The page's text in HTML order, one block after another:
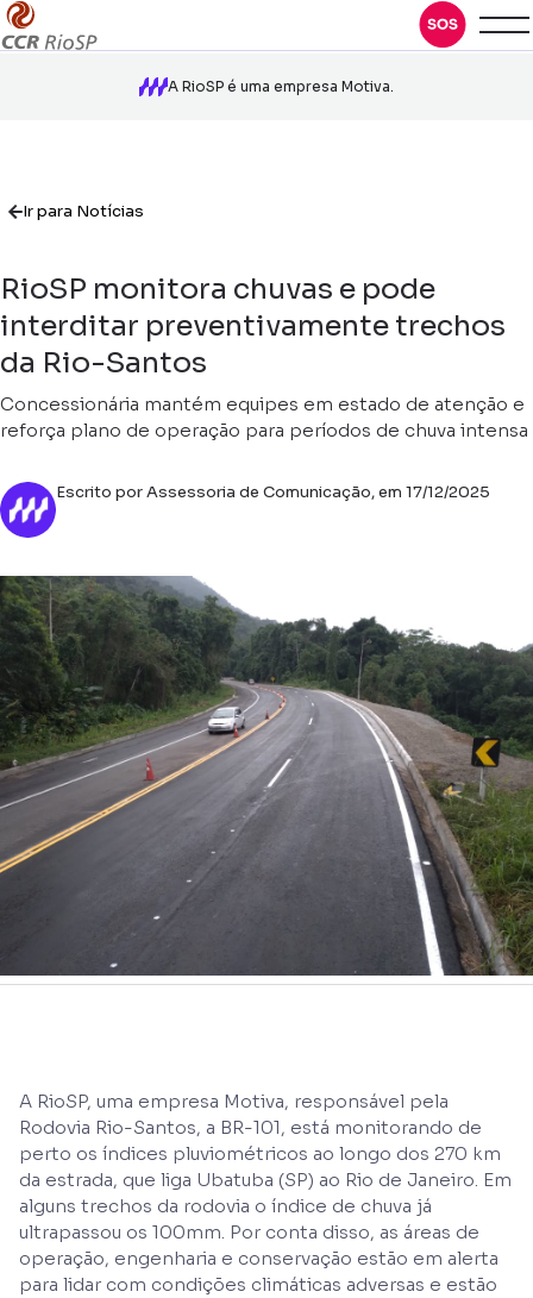
A RioSP é uma empresa Motiva.
Ir para Notícias
RioSP monitora chuvas e pode
interditar preventivamente trechos
da Rio-Santos
Concessionária mantém equipes em estado de atenção e
reforça plano de operação para períodos de chuva intensa
Escrito por Assessoria de Comunicação, em 17/12/2025
A RioSP, uma empresa Motiva, responsável pela
Rodovia Rio-Santos, a BR-101, está monitorando de
perto os índices pluviométricos ao longo dos 270 km
da estrada, que liga Ubatuba (SP) ao Rio de Janeiro. Em
alguns trechos da rodovia o índice de chuva já
ultrapassou os 100mm. Por conta disso, as áreas de
operação, engenharia e conservação estão em alerta
para lidar com condições climáticas adversas e estão